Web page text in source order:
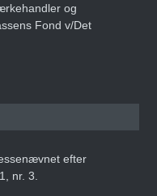
og
Fond v/Det
efter
nr. 3.